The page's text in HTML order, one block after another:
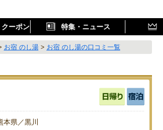
ーポン 特集・ニュース
お宿 のし湯> お宿 のし湯の口コミ一覧
本県／黒川